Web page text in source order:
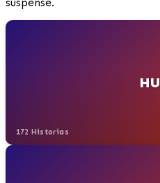
172 Historias